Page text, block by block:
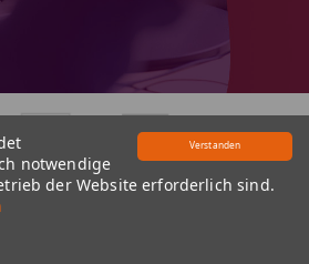
Verstanden
notwendige
der Website erforderlich sind.